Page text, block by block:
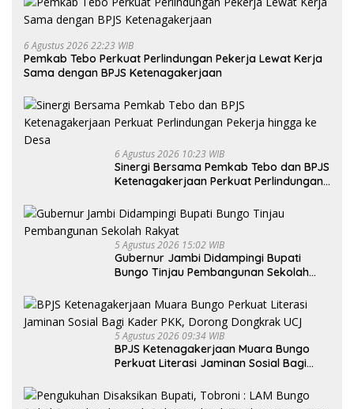
6 Agustus 2026 22:23 WIB
Pemkab Tebo Perkuat Perlindungan Pekerja Lewat Kerja
Sama dengan BPJS Ketenagakerjaan
6 Agustus 2026 10:23 WIB
Sinergi Bersama Pemkab Tebo dan BPJS
Ketenagakerjaan Perkuat Perlindungan
5 Agustus 2026 15:02 WIB
Gubernur Jambi Didampingi Bupati
Bungo Tinjau Pembangunan Sekolah
5 Agustus 2026 09:34 WIB
BPJS Ketenagakerjaan Muara Bungo
Perkuat Literasi Jaminan Sosial Bagi